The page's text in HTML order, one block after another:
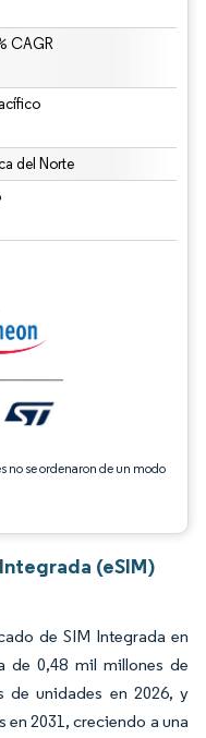
CAGR
del Norte
no se ordenaron de un modo
atribución según CC BY 4.0.
(eSIM)
de SIM Integrada en
de 0,48 mil millones de
de unidades en 2026, y
en 2031, creciendo a una